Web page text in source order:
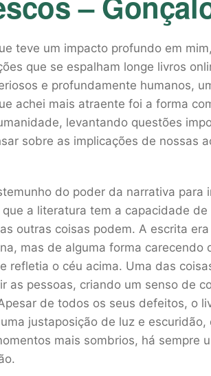
teve um impacto profundo em
que se espalham longe livros
e profundamente humanos,
achei mais atraente foi a forma
levantando questões
sobre as implicações de nossas
do poder da narrativa
a literatura tem a capacidade
outras coisas podem. A escrita
mas de alguma forma
refletia o céu acima. Uma das
as pessoas, criando um senso de
de todos os seus defeitos, o
justaposição de luz e
mais sombrios, há sempre